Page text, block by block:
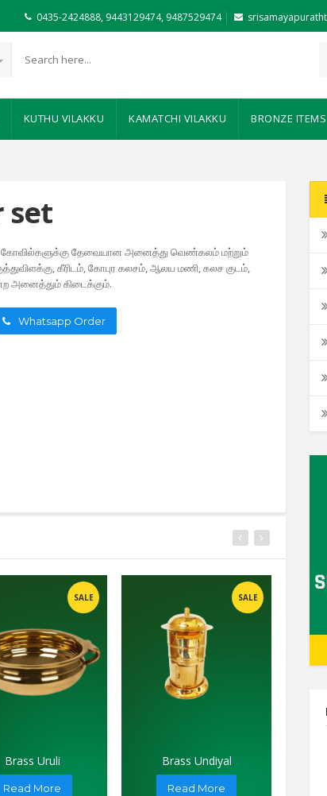
0435-2424888, 9443129474, 9487529474
KUTHU VILAKKU KAMATCHI VILAKKU BRONZE ITEMS
set
கோவில்களுக்கு தேவையான அனைத்து வெண்கலம் மற்றும்
கீரிடம், கோபுர கலசம், ஆலய மணி, கலச குடம்,
அனைத்தும் கிடைக்கும்.
Whatsapp Order
SALE
Brass Uruli
Read More
SALE
Brass Undiyal
Read More